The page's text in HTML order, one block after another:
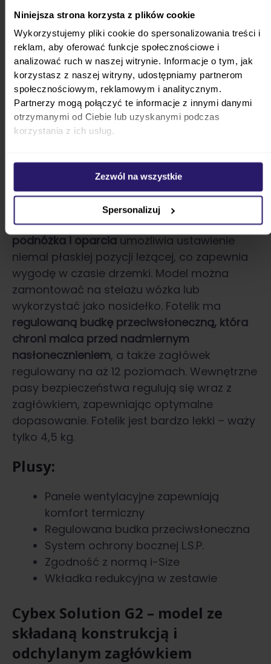
Niniejsza strona korzysta z plików cookie
Wykorzystujemy pliki cookie do spersonalizowania treści i
reklam, aby oferować funkcje społecznościowe i
analizować ruch w naszej witrynie. Informacje o tym, jak
korzystasz z naszej witryny, udostępniamy partnerom
społecznościowym, reklamowym i analitycznym.
Partnerzy mogą połączyć te informacje z innymi danymi
otrzymanymi od Ciebie lub uzyskanymi podczas
korzystania z ich usług.
Zezwól na wszystkie
Spersonalizuj
Lekki fotelik Cybex Cloud T Plus
dla dzieci 0-13 kg
Cybex Cloud T Plusto fotelik samochodowy
dla dzieci o wadze 0-13 kg (lub 45-87 cm
wzrostu). Posłuży zatem od pierwszych dni
życia, aż do ukończenia ok. 2 lat. Fotelik
posiada wytrzymałą
odpornością na wytarcia i zabrudzenia. Jest
montowany na bazę Isofix lub samochodowy
pas bezpieczeństwa.
Fotelik obraca się o 180 stopni.Regulacja
podnóżka i oparciaumożliwia ustawienie
niemal płaskiej pozycji leżącej, co zapewnia
wygodę w czasie drzemki. Model można
zamontować na stelażu wózka lub
wykorzystać jako nosidełko. Fotelik ma
regulowaną budkę przeciwsłoneczną, która
chroni malca przed nadmiernym
nasłonecznieniem, a także zagłówek
regulowany na aż 12 poziomach. Wewnętrzne
pasy bezpieczeństwa regulują się wraz z
zagłówkiem, zapewniając optymalne
dopasowanie. Fotelik jest bardzo lekki – waży
tylko 4,5 kg.
Plusy:
Panele wentylacyjne zapewniają
komfort termiczny
Regulowana budka przeciwsłoneczna
System ochrony bocznej L.S.P.
Zgodność z normą i-Size
Wkładka redukcyjna w zestawie
Cybex Solution G2 – model ze
składaną konstrukcją i
odchylanym zagłówkiem